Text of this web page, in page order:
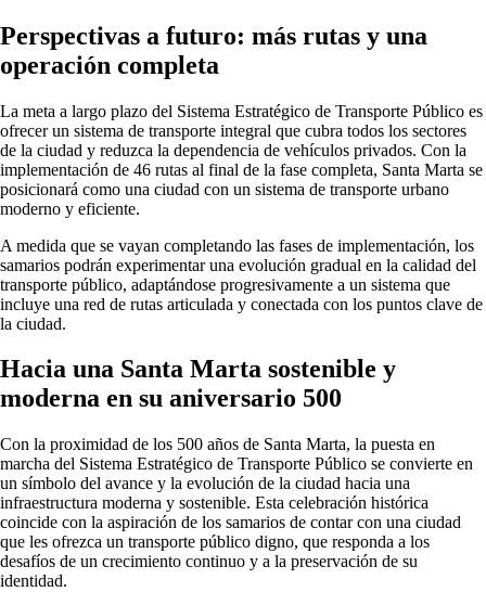
Perspectivas a futuro: más rutas y una
operación completa
La meta a largo plazo del Sistema Estratégico de Transporte Público es
ofrecer un sistema de transporte integral que cubra todos los sectores
de la ciudad y reduzca la dependencia de vehículos privados. Con la
implementación de 46 rutas al final de la fase completa, Santa Marta se
posicionará como una ciudad con un sistema de transporte urbano
moderno y eficiente.
A medida que se vayan completando las fases de implementación, los
samarios podrán experimentar una evolución gradual en la calidad del
transporte público, adaptándose progresivamente a un sistema que
incluye una red de rutas articulada y conectada con los puntos clave de
la ciudad.
Hacia una Santa Marta sostenible y
moderna en su aniversario 500
Con la proximidad de los 500 años de Santa Marta, la puesta en
marcha del Sistema Estratégico de Transporte Público se convierte en
un símbolo del avance y la evolución de la ciudad hacia una
infraestructura moderna y sostenible. Esta celebración histórica
coincide con la aspiración de los samarios de contar con una ciudad
que les ofrezca un transporte público digno, que responda a los
desafíos de un crecimiento continuo y a la preservación de su
identidad.